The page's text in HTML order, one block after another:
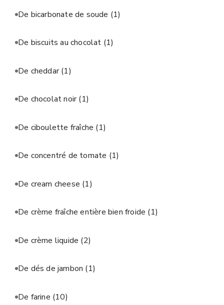
De bicarbonate de soude (1)
De biscuits au chocolat (1)
De cheddar(1)
De chocolat noir(1)
De ciboulette fraîche (1)
De concentré de tomate (1)
De cream cheese (1)
De crème fraîche entière bien froide (1)
De crème liquide (2)
De dés de jambon (1)
De farine (10)